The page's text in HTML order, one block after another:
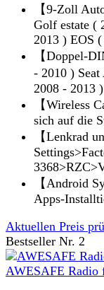
【9-Zoll
Golf estate (
2013 ) EOS
【Doppel-
- 2010 )
2008 - 2013
【Wireless
sich auf die
【Lenkrad
【Android
Apps-
Aktuellen Preis
Bestseller Nr. 2
AWESAFE